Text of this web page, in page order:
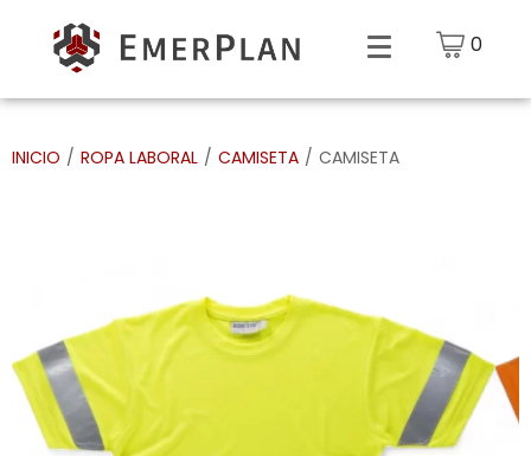
0
INICIO / ROPA LABORAL / CAMISETA / CAMISETA